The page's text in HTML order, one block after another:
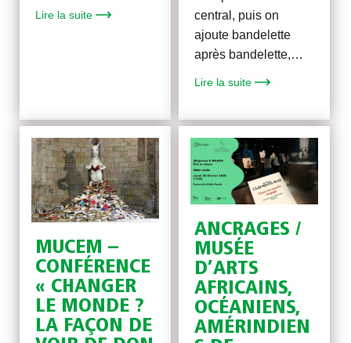
Lire la suite
central, puis on
ajoute bandelette
après bandelette,…
Lire la suite
MUCEM –
CONFÉRENCE
« CHANGER
LE MONDE ?
LA FAÇON DE
ANCRAGES /
MUSÉE
D’ARTS
AFRICAINS,
OCÉANIENS,
AMÉRINDIEN